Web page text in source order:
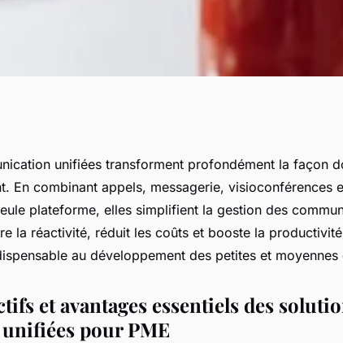
votre pme
unifiées transforment profondément la façon
En combinant appels, messagerie, visioconférences
plateforme, elles simplifient la gestion des
la réactivité, réduit les coûts et booste la
au développement des petites et moyennes
et avantages essentiels des
pour PME